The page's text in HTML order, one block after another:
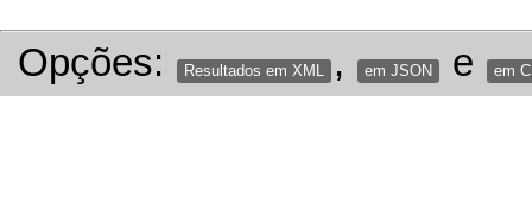
Opções: Resultados em XML , em JSON e em